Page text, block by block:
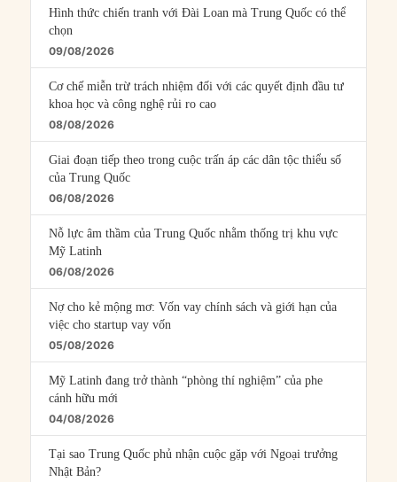
Hình thức chiến tranh với Đài Loan mà Trung Quốc có thể
chọn
09/08/2026
Cơ chế miễn trừ trách nhiệm đối với các quyết định đầu tư
khoa học và công nghệ rủi ro cao
08/08/2026
Giai đoạn tiếp theo trong cuộc trấn áp các dân tộc thiểu số
của Trung Quốc
06/08/2026
Nỗ lực âm thầm của Trung Quốc nhằm thống trị khu vực
Mỹ Latinh
06/08/2026
Nợ cho kẻ mộng mơ: Vốn vay chính sách và giới hạn của
việc cho startup vay vốn
05/08/2026
Mỹ Latinh đang trở thành “phòng thí nghiệm” của phe
cánh hữu mới
04/08/2026
Tại sao Trung Quốc phủ nhận cuộc gặp với Ngoại trưởng
Nhật Bản?